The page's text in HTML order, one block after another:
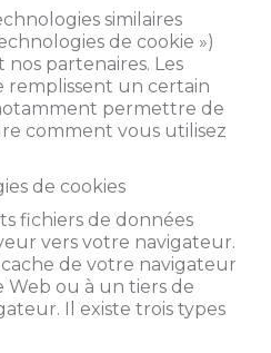
similaires
de cookie »)
partenaires. Les
remplissent un certain
permettre de
comment vous utilisez
de cookies
fichiers de données
vers votre navigateur.
de votre navigateur
ou à un tiers de
Il existe trois types